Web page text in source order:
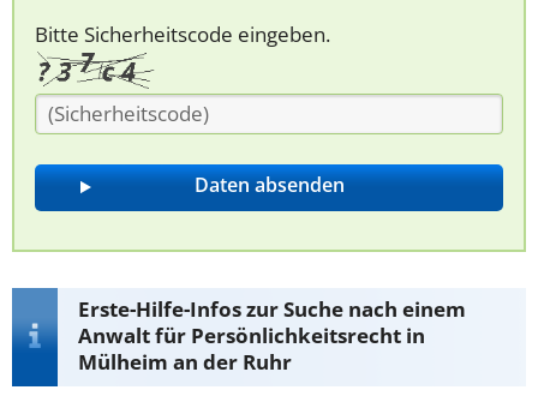
Bitte Sicherheitscode eingeben.
Erste-Hilfe-Infos zur Suche nach einem
Anwalt für Persönlichkeitsrecht in
Mülheim an der Ruhr